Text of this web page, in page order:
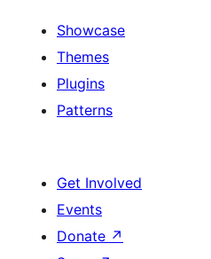
Showcase
Themes
Plugins
Patterns
Get Involved
Events
Donate ↗